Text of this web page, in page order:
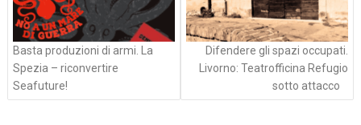
Basta produzioni di armi. La
Spezia – riconvertire
Seafuture!
Difendere gli spazi occupati.
Livorno: Teatrofficina Refugio
sotto attacco